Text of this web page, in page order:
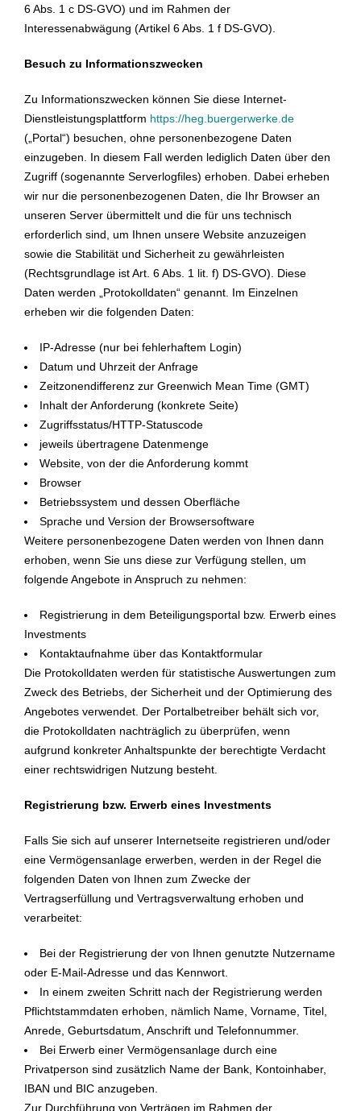
6 Abs. 1 c DS-GVO) und im Rahmen der
Interessenabwägung (Artikel 6 Abs. 1 f DS-GVO).
Besuch zu Informationszwecken
Zu Informationszwecken können Sie diese Internet-
Dienstleistungsplattform https://heg.buergerwerke.de
(„Portal“) besuchen, ohne personenbezogene Daten
einzugeben. In diesem Fall werden lediglich Daten über den
Zugriff (sogenannte Serverlogfiles) erhoben. Dabei erheben
wir nur die personenbezogenen Daten, die Ihr Browser an
unseren Server übermittelt und die für uns technisch
erforderlich sind, um Ihnen unsere Website anzuzeigen
sowie die Stabilität und Sicherheit zu gewährleisten
(Rechtsgrundlage ist Art. 6 Abs. 1 lit. f) DS-GVO). Diese
Daten werden „Protokolldaten“ genannt. Im Einzelnen
erheben wir die folgenden Daten:
IP-Adresse (nur bei fehlerhaftem Login)
Datum und Uhrzeit der Anfrage
Zeitzonendifferenz zur Greenwich Mean Time (GMT)
Inhalt der Anforderung (konkrete Seite)
Zugriffsstatus/HTTP-Statuscode
jeweils übertragene Datenmenge
Website, von der die Anforderung kommt
Browser
Betriebssystem und dessen Oberfläche
Sprache und Version der Browsersoftware
Weitere personenbezogene Daten werden von Ihnen dann
erhoben, wenn Sie uns diese zur Verfügung stellen, um
folgende Angebote in Anspruch zu nehmen:
Registrierung in dem Beteiligungsportal bzw. Erwerb eines
Investments
Kontaktaufnahme über das Kontaktformular
Die Protokolldaten werden für statistische Auswertungen zum
Zweck des Betriebs, der Sicherheit und der Optimierung des
Angebotes verwendet. Der Portalbetreiber behält sich vor,
die Protokolldaten nachträglich zu überprüfen, wenn
aufgrund konkreter Anhaltspunkte der berechtigte Verdacht
einer rechtswidrigen Nutzung besteht.
Registrierung bzw. Erwerb eines Investments
Falls Sie sich auf unserer Internetseite registrieren und/oder
eine Vermögensanlage erwerben, werden in der Regel die
folgenden Daten von Ihnen zum Zwecke der
Vertragserfüllung und Vertragsverwaltung erhoben und
verarbeitet:
Bei der Registrierung der von Ihnen genutzte Nutzername
oder E-Mail-Adresse und das Kennwort.
In einem zweiten Schritt nach der Registrierung werden
Pflichtstammdaten erhoben, nämlich Name, Vorname, Titel,
Anrede, Geburtsdatum, Anschrift und Telefonnummer.
Bei Erwerb einer Vermögensanlage durch eine
Privatperson sind zusätzlich Name der Bank, Kontoinhaber,
IBAN und BIC anzugeben.
Zur Durchführung von Verträgen im Rahmen der